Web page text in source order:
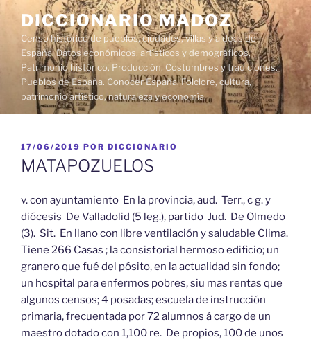
contenido
DICCIONARIO MADOZ
Censo histórico de pueblos, ciudades, villas y aldeas de
España. Datos económicos, artísticos y demográficos.
Patrimonio histórico. Producción. Costumbres y tradiciones.
Pueblos de España. Conocer España. Folclore, cultura,
patrimonio artístico, naturaleza y economía.
PUBLICADO
EL
17/06/2019 POR DICCIONARIO
MATAPOZUELOS
v. con ayuntamiento En la provincia, aud. Terr., c g. y
diócesis De Valladolid (5 leg.), partido Jud. De Olmedo
(3). Sit. En llano con libre ventilación y saludable Clima.
Tiene 266 Casas ; la consistorial hermoso edificio; un
granero que fué del pósito, en la actualidad sin fondo;
un hospital para enfermos pobres, siu mas rentas que
algunos censos; 4 posadas; escuela de instrucción
primaria, frecuentada por 72 alumnos á cargo de un
maestro dotado con 1,100 re. De propios, 100 de unos